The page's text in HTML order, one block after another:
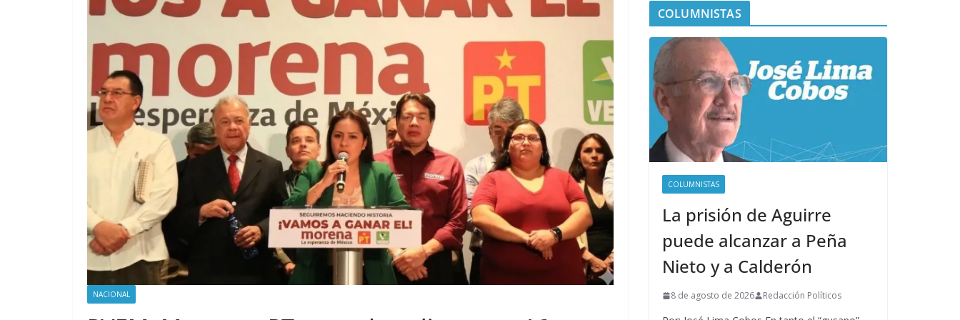
NACIONAL
COLUMNISTAS
COLUMNISTAS
La prisión de Aguirre
puede alcanzar a Peña
Nieto y a Calderón
8 de agosto de 2026 Redacción Políticos